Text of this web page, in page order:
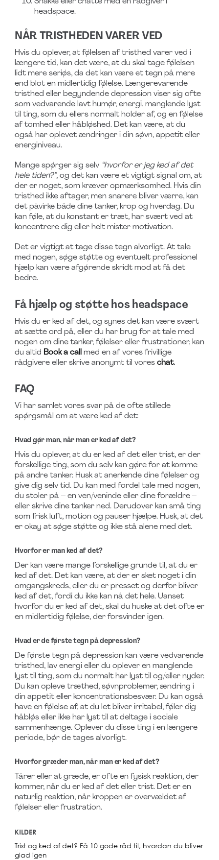
headspace.
NÅR TRISTHEDEN VARER VED
Hvis du oplever, at følelsen af tristhed varer ved i
længere tid, kan det være, at du skal tage følelsen
lidt mere seriøs, da det kan være et tegn på mere
end blot en midlertidig følelse. Længerevarende
tristhed eller begyndende depression viser sig ofte
som vedvarende lavt humør, energi, manglende lyst
til ting, som du ellers normalt holder af, og en følelse
af tomhed eller håbløshed. Det kan være, at du
også har oplevet ændringer i din søvn, appetit eller
energiniveau.
Mange spørger sig selv “hvorfor er jeg ked af det
hele tiden?”, og det kan være et vigtigt signal om, at
der er noget, som kræver opmærksomhed. Hvis din
tristhed ikke aftager, men snarere bliver værre, kan
det påvirke både dine tanker, krop og hverdag. Du
kan føle, at du konstant er træt, har svært ved at
koncentrere dig eller helt mister motivation.
Det er vigtigt at tage disse tegn alvorligt. At tale
med nogen, søge støtte og eventuelt professionel
hjælp kan være afgørende skridt mod at få det
bedre.
Få hjælp og støtte hos headspace
Hvis du er ked af det, og synes det kan være svært
at sætte ord på, eller du har brug for at tale med
nogen om dine tanker, følelser eller frustrationer, kan
du altid Book a call
med en af vores frivillige
rådgivere eller skrive anonymt til vores chat.
FAQ
Vi har samlet vores svar på de ofte stillede
spørgsmål om at være ked af det:
Hvad gør man, når man er ked af det?
Hvis du oplever, at du er ked af det eller trist, er der
forskellige ting, som du selv kan gøre for at komme
på andre tanker. Husk at anerkende dine følelser og
give dig selv tid. Du kan med fordel tale med nogen,
du stoler på – en ven/veninde eller dine forældre –
eller skrive dine tanker ned. Derudover kan små ting
som frisk luft, motion og pauser hjælpe. Husk, at det
er okay at søge støtte og ikke stå alene med det.
Hvorfor er man ked af det?
Der kan være mange forskellige grunde til, at du er
ked af det. Det kan være, at der er sket noget i din
omgangskreds, eller du er presset og derfor bliver
ked af det, fordi du ikke kan nå det hele. Uanset
hvorfor du er ked af det, skal du huske at det ofte er
en midlertidig følelse, der forsvinder igen.
Hvad er de første tegn på depression?
De første tegn på depression kan være vedvarende
tristhed, lav energi eller du oplever en manglende
lyst til ting, som du normalt har lyst til og/eller nyder.
Du kan opleve træthed, søvnproblemer, ændring i
din appetit eller koncentrationsbesvær. Du kan også
have en følelse af, at du let bliver irritabel, føler dig
håbløs eller ikke har lyst til at deltage i sociale
sammenhænge. Oplever du disse ting i en længere
periode, bør de tages alvorligt.
Hvorfor græder man, når man er ked af det?
Tårer eller at græde, er ofte en fysisk reaktion, der
kommer, når du er ked af det eller trist. Det er en
naturlig reaktion, når kroppen er overvældet af
følelser eller frustration.
KILDER
Trist og ked af det? Få 10 gode råd til, hvordan du bliver
glad igen